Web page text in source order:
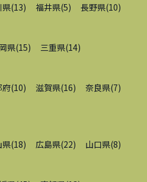
県(13) 福井県(5) 長野県(10)
県(15) 三重県(14)
府(10) 滋賀県(16) 奈良県(7)
県(18) 広島県(22) 山口県(8)